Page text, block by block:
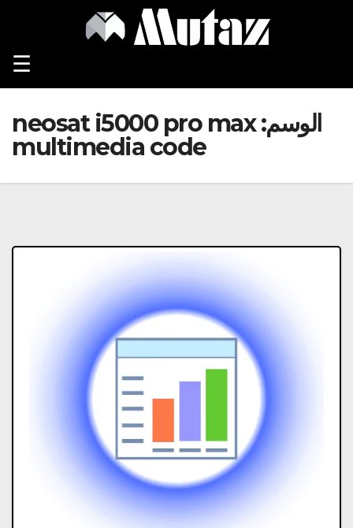
☰
الوسم:neosat i5000 pro max
multimedia code